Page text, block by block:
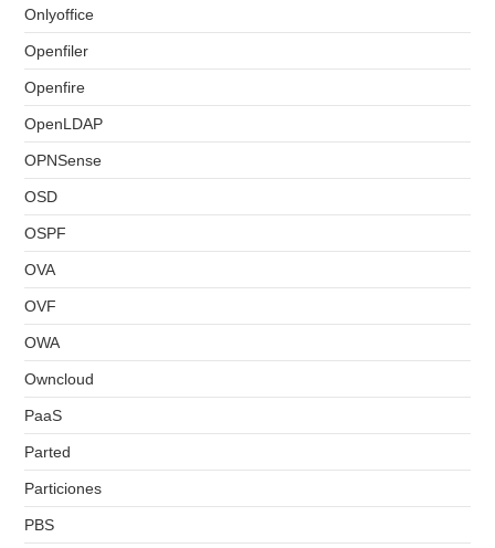
Onlyoffice
Openfiler
Openfire
OpenLDAP
OPNSense
OSD
OSPF
OVA
OVF
OWA
Owncloud
PaaS
Parted
Particiones
PBS